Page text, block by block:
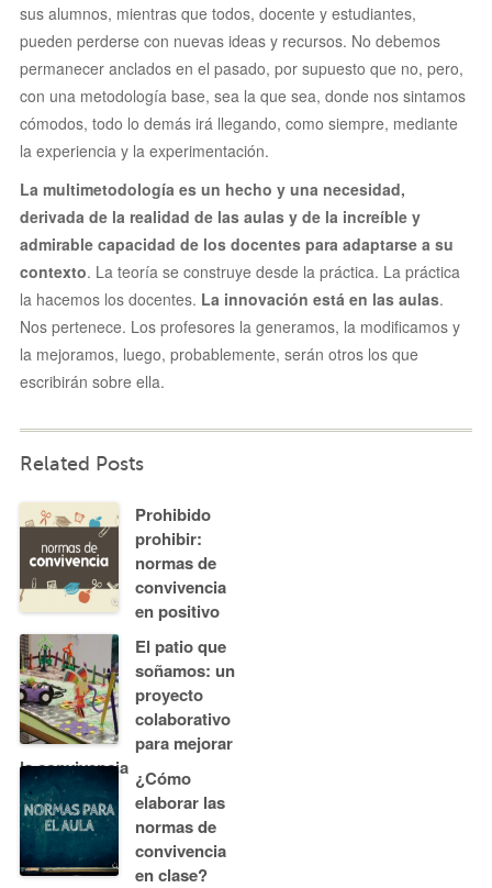
sus alumnos, mientras que todos, docente y estudiantes,
pueden perderse con nuevas ideas y recursos. No debemos
permanecer anclados en el pasado, por supuesto que no, pero,
con una metodología base, sea la que sea, donde nos sintamos
cómodos, todo lo demás irá llegando, como siempre, mediante
la experiencia y la experimentación.
La multimetodología es un hecho y una necesidad,
derivada de la realidad de las aulas y de la increíble y
admirable capacidad de los docentes para adaptarse a su
contexto. La teoría se construye desde la práctica. La práctica
la hacemos los docentes. La innovación está en las aulas.
Nos pertenece. Los profesores la generamos, la modificamos y
la mejoramos, luego, probablemente, serán otros los que
escribirán sobre ella.
Related Posts
Prohibido
prohibir:
normas de
convivencia
en positivo
El patio que
soñamos: un
proyecto
colaborativo
para mejorar
la convivencia ¿Cómo
elaborar las
normas de
convivencia
en clase?